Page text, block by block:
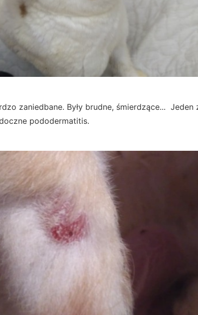
zaniedbane. Były brudne, śmierdzące... Jeden
pododermatitis.